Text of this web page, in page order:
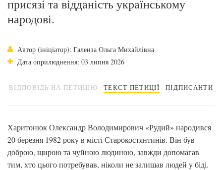
присязі та відданість українському
народові.
Автор (ініціатор): Галенза Ольга Михайлівна
Дата оприлюднення: 03 липня 2026
ВІДПОВІДЬ НА ПЕТИЦІЮ ТЕКСТ ПЕТИЦІЇ ПІДПИСАНТИ
Харитонюк Олександр Володимирович «Рудий» народився
20 березня 1982 року в місті Старокостянтинів. Він був
доброю, щирою та чуйною людиною, завжди допомагав
тим, хто цього потребував, ніколи не залишав людей у біді.